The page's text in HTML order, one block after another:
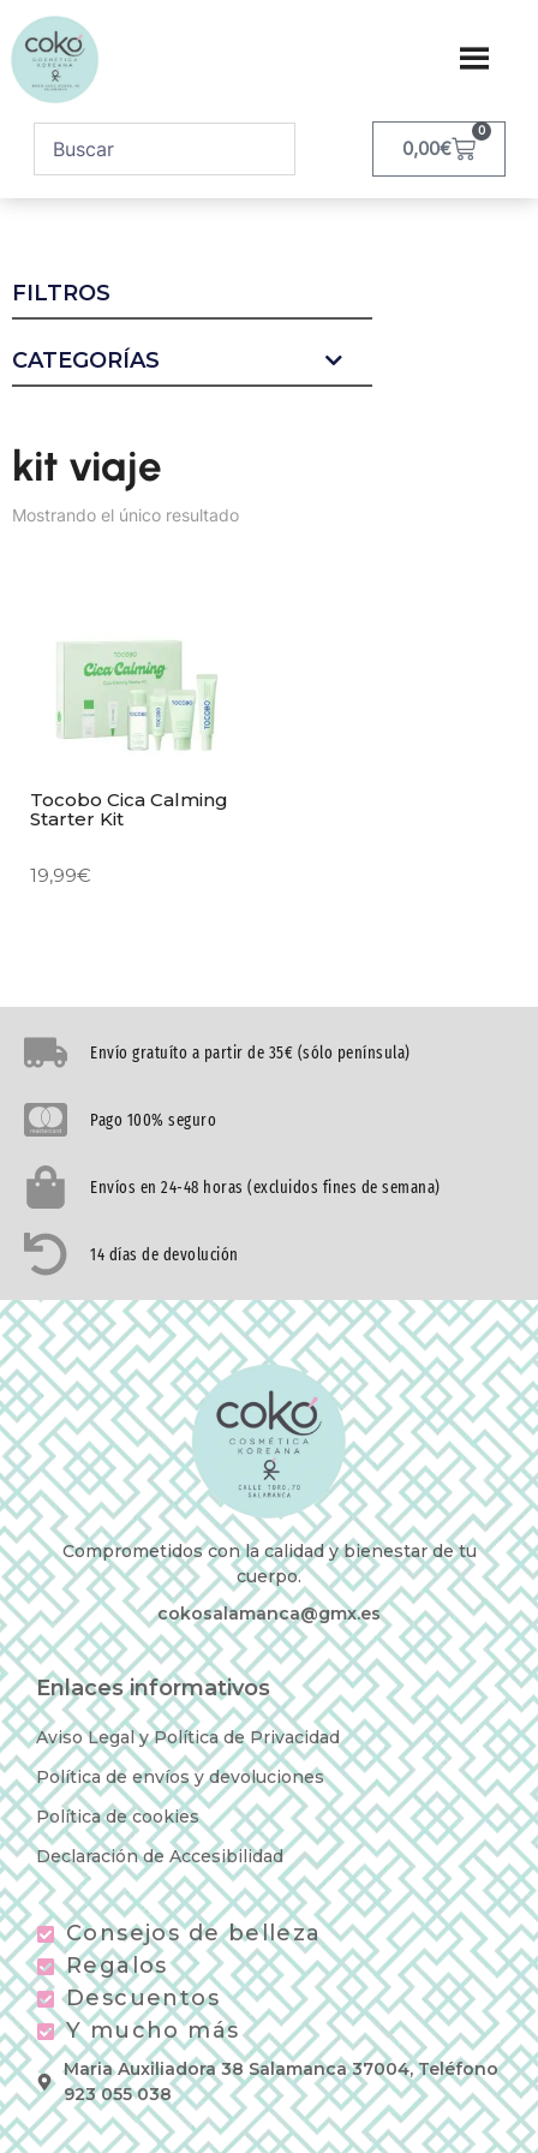
0,00€
0
FILTROS
CATEGORÍAS
kit viaje
Mostrando el único resultado
Tocobo Cica Calming
Starter Kit
19,99€
Envío gratuíto a partir de 35€ (sólo península)
Pago 100% seguro
Envíos en 24-48 horas (excluidos fines de semana)
14 días de devolución
Comprometidos con la calidad y bienestar de tu
cuerpo.
cokosalamanca@gmx.es
Enlaces informativos
Aviso Legal y Política de Privacidad
Política de envíos y devoluciones
Política de cookies
Declaración de Accesibilidad
Consejos de belleza
Regalos
Descuentos
Y mucho más
Maria Auxiliadora 38 Salamanca 37004, Teléfono
923 055 038